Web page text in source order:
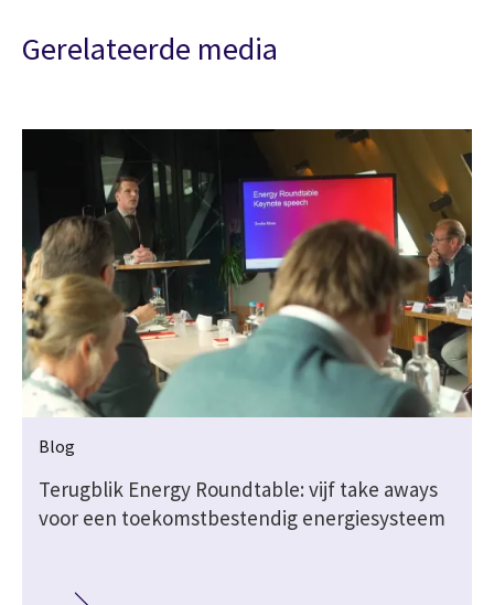
Gerelateerde media
Blog
Terugblik Energy Roundtable: vijf take aways
voor een toekomstbestendig energiesysteem